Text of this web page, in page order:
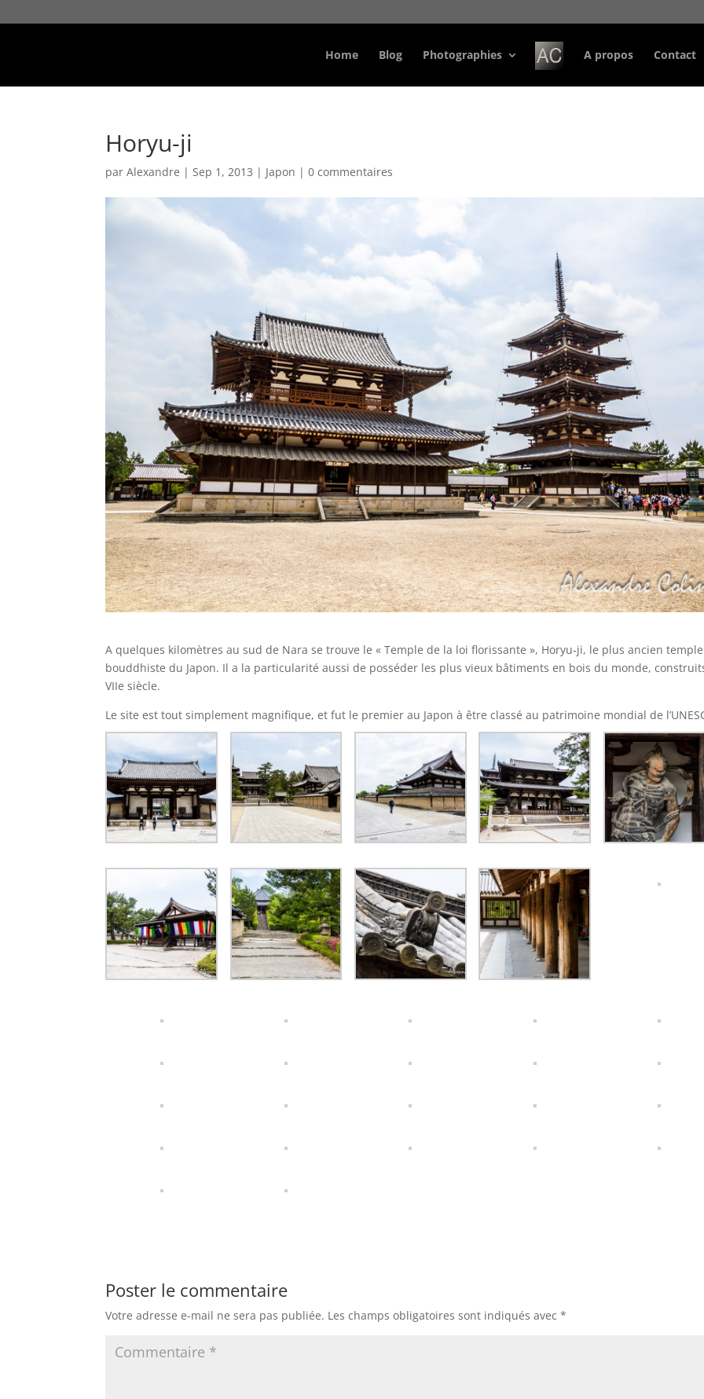
Home Blog Photographies A propos Contact
Horyu-ji
parAlexandre |Sep 1, 2013 | Japon |0 commentaires
A quelques kilomètres au sud de Nara se trouve le « Temple de la loi florissante », Horyu-ji, le plus ancien temple
bouddhiste du Japon. Il a la particularité aussi de posséder les plus vieux bâtiments en bois du monde,
VIIe siècle.
Le site est tout simplement magnifique, et fut le premier au Japon à être classé au patrimoine mondial de
Poster le commentaire
Votre adresse e-mail ne sera pas publiée. Les champs obligatoires sont indiqués avec*